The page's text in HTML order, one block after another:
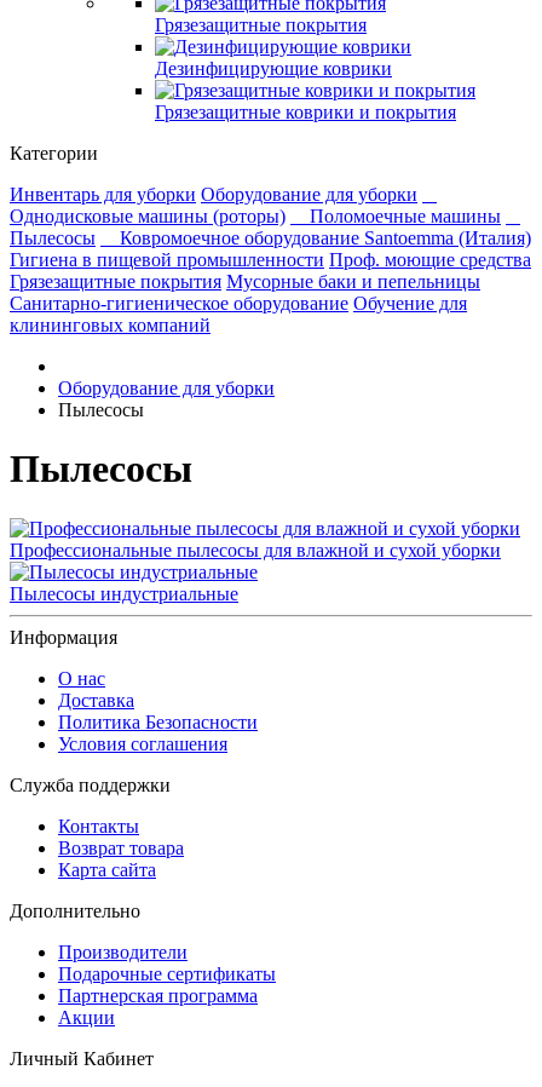
Грязезащитные покрытия
Дезинфицирующие коврики
Грязезащитные коврики и покрытия
Категории
Инвентарь для уборки Оборудование для уборки
Однодисковые машины (роторы)
Поломоечные машины
Пылесосы
Ковромоечное оборудование Santoemma (Италия)
Гигиена в пищевой промышленности Проф. моющие средства
Грязезащитные покрытия Мусорные баки и пепельницы
Санитарно-гигиеническое оборудование Обучение для
клининговых компаний
Оборудование для уборки
Пылесосы
Пылесосы
Профессиональные пылесосы для влажной и сухой уборки
Пылесосы индустриальные
Информация
О нас
Доставка
Политика Безопасности
Условия соглашения
Служба поддержки
Контакты
Возврат товара
Карта сайта
Дополнительно
Производители
Подарочные сертификаты
Партнерская программа
Акции
Личный Кабинет